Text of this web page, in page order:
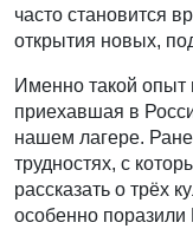
часто становится
открытия новых,
Именно такой
приехавшая в
нашем лагере.
трудностях, с
рассказать о трёх
особенно